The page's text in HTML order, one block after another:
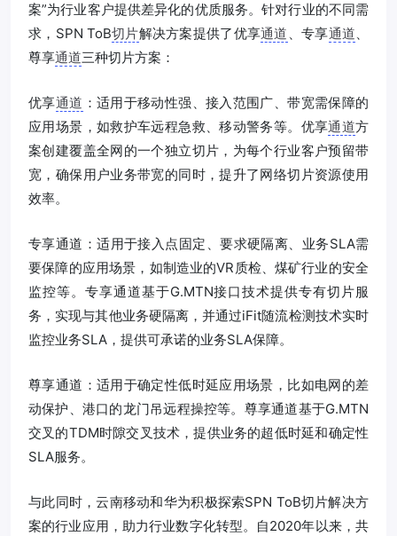
案”为行业客户提供差异化的优质服务。针对行业的不同需
求，SPN ToB切片解决方案提供了优享通道 、专享通道、
尊享通道三种切片方案：
优享通道 ：适用于移动性强、接入范围广、带宽需保障的
应用场景，如救护车远程急救、移动警务等。优享通道方
案创建覆盖全网的一个独立切片，为每个行业客户预留带
宽，确保用户业务带宽的同时，提升了网络切片资源使用
效率。
专享通道：适用于接入点固定、要求硬隔离、业务SLA需
要保障的应用场景，如制造业的VR质检、煤矿行业的安全
监控等。专享通道基于G.MTN接口技术提供专有切片服
务，实现与其他业务硬隔离，并通过iFit随流检测技术实时
监控业务SLA，提供可承诺的业务SLA保障。
尊享通道：适用于确定性低时延应用场景，比如电网的差
动保护、港口的龙门吊远程操控等。尊享通道基于G.MTN
交叉的TDM时隙交叉技术，提供业务的超低时延和确定性
SLA服务。
与此同时，云南移动和华为积极探索SPN ToB切片解决方
案的行业应用，助力行业数字化转型。自2020年以来，共